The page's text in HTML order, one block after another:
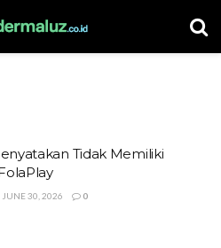
Tidak Memiliki
JUNE 30, 2026 0